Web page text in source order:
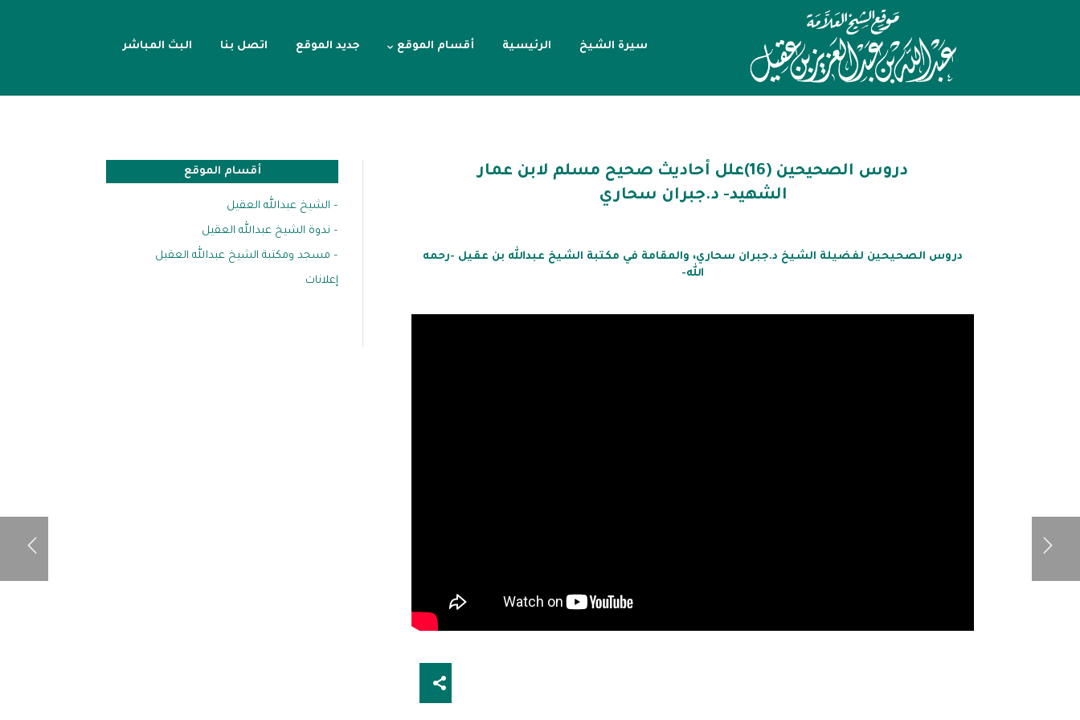
سيرة الشيخ الرئيسية أقسام الموقع جديد الموقع اتصل بنا البث المباشر
دروس الصحيحين (16)علل أحاديث صحيح مسلم لابن عمار
الشهيد- د.جبران سحاري
دروس الصحيحين لفضيلة الشيخ د.جبران سحاري، والمقامة في مكتبة الشيخ عبدالله بن عقيل -رحمه
الله-
أقسام الموقع
– الشيخ عبدالله العقيل
– ندوة الشيخ عبدالله العقيل
– مسجد ومكتبة الشيخ عبدالله العقيل
إعلانات